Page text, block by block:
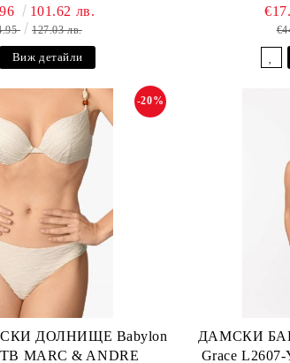
101.62 лв.
127.03 лв.
Виж детайли
ДОЛНИЩЕ Babylon
MARC & ANDRE
-20%
ДАМСКИ
Grace